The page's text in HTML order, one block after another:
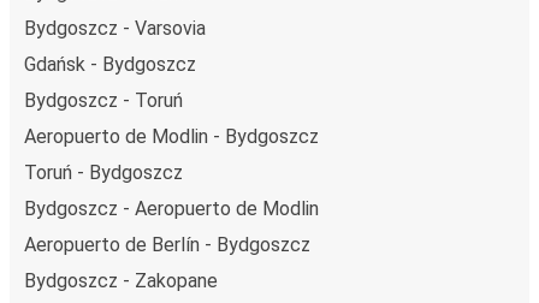
Bydgoszcz - Varsovia
Gdańsk - Bydgoszcz
Bydgoszcz - Toruń
Aeropuerto de Modlin - Bydgoszcz
Toruń - Bydgoszcz
Bydgoszcz - Aeropuerto de Modlin
Aeropuerto de Berlín - Bydgoszcz
Bydgoszcz - Zakopane